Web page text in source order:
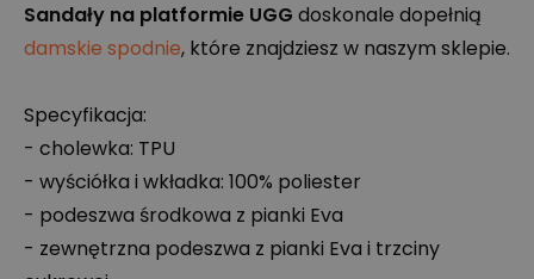
Sandały na platformie UGG doskonale dopełnią
damskie spodnie, które znajdziesz w naszym sklepie.
Specyfikacja:
- cholewka: TPU
- wyściółka i wkładka: 100% poliester
- podeszwa środkowa z pianki Eva
- zewnętrzna podeszwa z pianki Eva i trzciny